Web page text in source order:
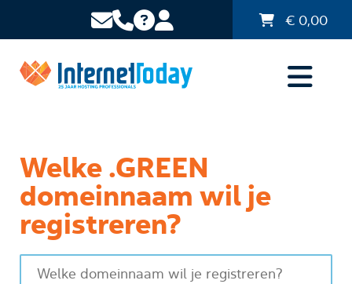
€ 0,00
Welke .GREEN
domeinnaam wil je
registreren?